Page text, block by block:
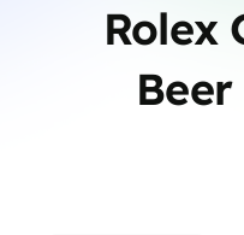
Rolex